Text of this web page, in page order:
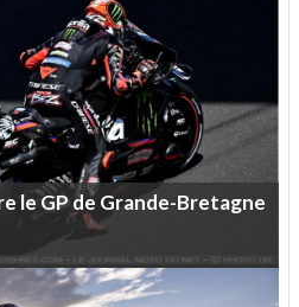
leGPde Grande-Bretagne